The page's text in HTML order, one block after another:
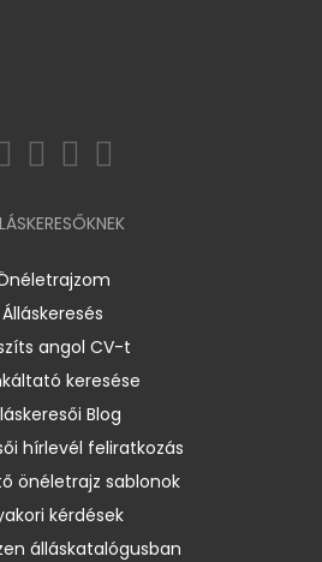
Álláskeresés
angol CV-t
keresése
Blog
hírlevél feliratkozás
önéletrajz sablonok
kérdések
álláskatalógusban